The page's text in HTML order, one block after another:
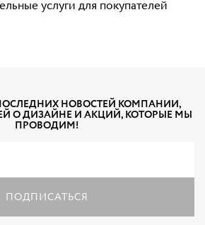
услуги для покупателей
НОВОСТЕЙ КОМПАНИИ,
О ДИЗАЙНЕ И АКЦИЙ, КОТОРЫЕ МЫ
ПРОВОДИМ!
ПОДПИСАТЬСЯ